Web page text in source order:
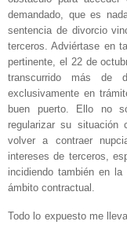
demandado, que es
sentencia de divorcio
terceros. Adviértase en
pertinente, el 22 de
transcurrido más de
exclusivamente en
buen puerto. Ello no
regularizar su
volver a contraer
intereses de terceros,
incidiendo también en
ámbito contractual.
Todo lo expuesto me